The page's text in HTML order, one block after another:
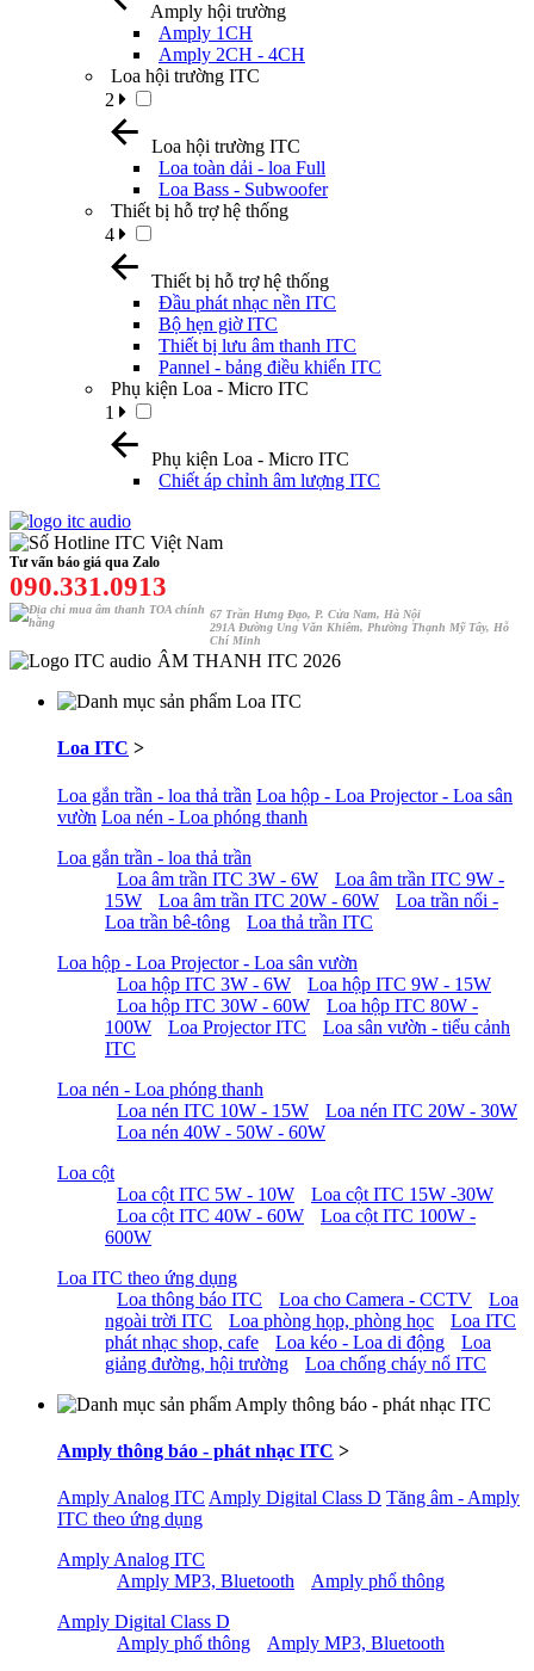
Amply hội trường
Amply 1CH
Amply 2CH - 4CH
Loa hội trường ITC
2
Loa hội trường ITC
Loa toàn dải - loa Full
Loa Bass - Subwoofer
Thiết bị hỗ trợ hệ thống
4
Thiết bị hỗ trợ hệ thống
Đầu phát nhạc nền ITC
Bộ hẹn giờ ITC
Thiết bị lưu âm thanh ITC
Pannel - bảng điều khiển ITC
Phụ kiện Loa - Micro ITC
1
Phụ kiện Loa - Micro ITC
Chiết áp chỉnh âm lượng ITC
Tư vấn báo giá qua Zalo
090.331.0913
67 Trần Hưng Đạo, P. Cửa Nam, Hà Nội
291A Đường Ung Văn Khiêm, Phường Thạnh Mỹ Tây, Hỗ
Chí Minh
ÂM THANH ITC 2026
Loa ITC >
Loa gắn trần - loa thả trần Loa hộp - Loa Projector - Loa sân
vườn Loa nén - Loa phóng thanh
Loa gắn trần - loa thả trần
Loa âm trần ITC 3W - 6W
Loa âm trần ITC 9W -
15W
Loa âm trần ITC 20W - 60W
Loa trần nổi -
Loa trần bê-tông
Loa thả trần ITC
Loa hộp - Loa Projector - Loa sân vườn
Loa hộp ITC 3W - 6W
Loa hộp ITC 9W - 15W
Loa hộp ITC 30W - 60W
Loa hộp ITC 80W -
100W
Loa Projector ITC
Loa sân vườn - tiểu cảnh
ITC
Loa nén - Loa phóng thanh
Loa nén ITC 10W - 15W
Loa nén ITC 20W - 30W
Loa nén 40W - 50W - 60W
Loa cột
Loa cột ITC 5W - 10W
Loa cột ITC 15W -30W
Loa cột ITC 40W - 60W
Loa cột ITC 100W -
600W
Loa ITC theo ứng dụng
Loa thông báo ITC
Loa cho Camera - CCTV
Loa
ngoài trời ITC
Loa phòng họp, phòng học
Loa ITC
phát nhạc shop, cafe
Loa kéo - Loa di động
Loa
giảng đường, hội trường
Loa chống cháy nổ ITC
Amply thông báo - phát nhạc ITC >
Amply Analog ITC Amply Digital Class D Tăng âm - Amply
ITC theo ứng dụng
Amply Analog ITC
Amply MP3, Bluetooth
Amply phổ thông
Amply Digital Class D
Amply phổ thông
Amply MP3, Bluetooth